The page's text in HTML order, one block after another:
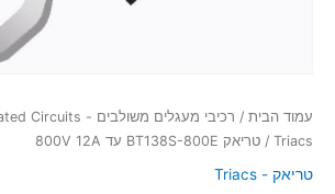
עמוד הבית / רכיבי מעגלים משולבים - Integrated Circuits
Triacs / טריאק BT138S-800E עד 800V 12A
טריאק - Triacs